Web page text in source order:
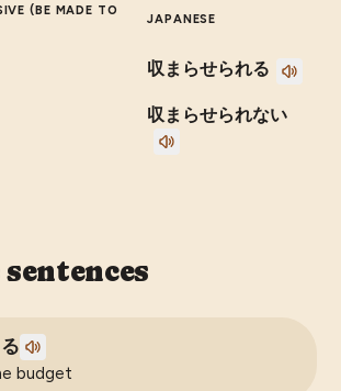
(BE MADE TO
JAPANESE
収まらせられる
収まらせられない
budget